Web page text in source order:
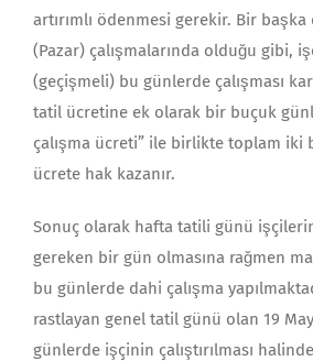
artırımlı ödenmesi gerekir. Bir
(Pazar) çalışmalarında olduğu gibi,
(geçişmeli) bu günlerde çalışması
tatil ücretine ek olarak bir buçuk
çalışma ücreti” ile birlikte toplam iki
ücrete hak kazanır.
Sonuç olarak hafta tatili günü işçilerin
gereken bir gün olmasına rağmen
bu günlerde dahi çalışma
rastlayan genel tatil günü olan 19
günlerde işçinin çalıştırılması